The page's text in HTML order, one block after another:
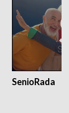
SenioRada